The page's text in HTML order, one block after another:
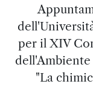
per il XIV
"La